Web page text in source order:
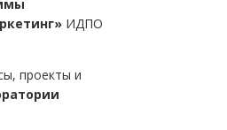
ИДПО
проекты и